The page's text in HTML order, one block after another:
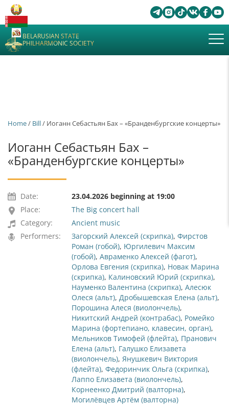
BELARUSIAN STATE
PHILHARMONIC SOCIETY
Home/ Bill/ Иоганн Себастьян Бах – «Бранденбургские концерты»
Иоганн Себастьян Бах –
«Бранденбургские концерты»
Date:
23.04.2026 beginning at 19:00
Place:
The Big concert hall
Category:
Ancient music
Performers:
Загорский Алексей (скрипка), Фирстов
Роман (гобой), Юргилевич Максим
(гобой), Авраменко Алексей (фагот),
Орлова Евгения (скрипка), Новак Марина
(скрипка), Калиновский Юрий (скрипка),
Науменко Валентина (скрипка), Алесюк
Олеся (альт), Дробышевская Елена (альт),
Порошина Алеся (виолончель),
Никитский Андрей (контрабас), Ромейко
Марина (фортепиано, клавесин, орган),
Мельников Тимофей (флейта), Пранович
Елена (альт), Галушко Елизавета
(виолончель), Янушкевич Виктория
(флейта), Федоринчик Ольга (скрипка),
Лаппо Елизавета (виолончель),
Корнеенко Дмитрий (валторна),
Могилёвцев Артём (валторна)